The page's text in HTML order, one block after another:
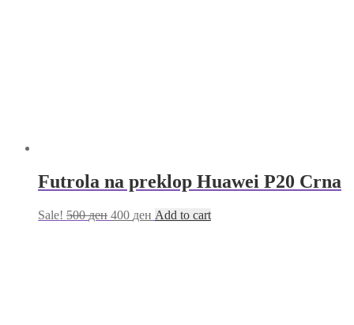
Futrola na preklop Huawei P20 Crna
Sale! 500ден 400 ден Add to cart